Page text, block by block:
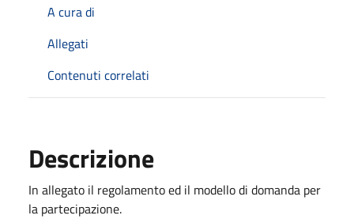
A cura di
Allegati
Contenuti correlati
Descrizione
In allegato il regolamento ed il modello di domanda per
la partecipazione.